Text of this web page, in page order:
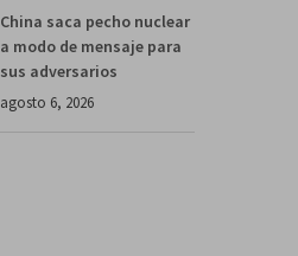
China saca pecho nuclear
a modo de mensaje para
sus adversarios
agosto 6, 2026